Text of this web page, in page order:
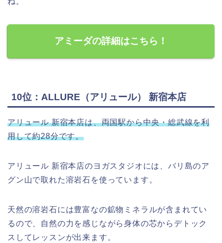
アミーダの詳細はこちら！
10位：ALLURE（アリュール） 新宿本店
アリュール 新宿本店は、両国駅から中央・総武線を利
用して約28分です。
アリュール 新宿本店のヨガスタジオには、バリ島のア
グン山で取れた溶岩石を使っています。
天然の溶岩石には豊富なの鉱物ミネラルが含まれてい
るので、自然の力を感じながら身体の芯からデトック
スしてレッスンが出来ます。